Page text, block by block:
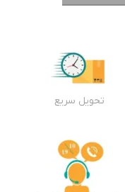
تحویل سریع